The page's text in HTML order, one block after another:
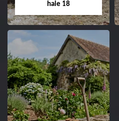
haie 18
Dessouchage arbre
et haie 18
Entreprise dessouchage